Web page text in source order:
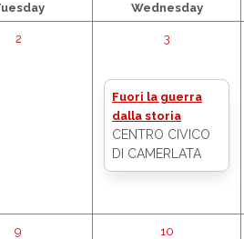
Wednesday
2 3
Fuori la guerra
dalla storia
CENTRO CIVICO
DI CAMERLATA
9 10